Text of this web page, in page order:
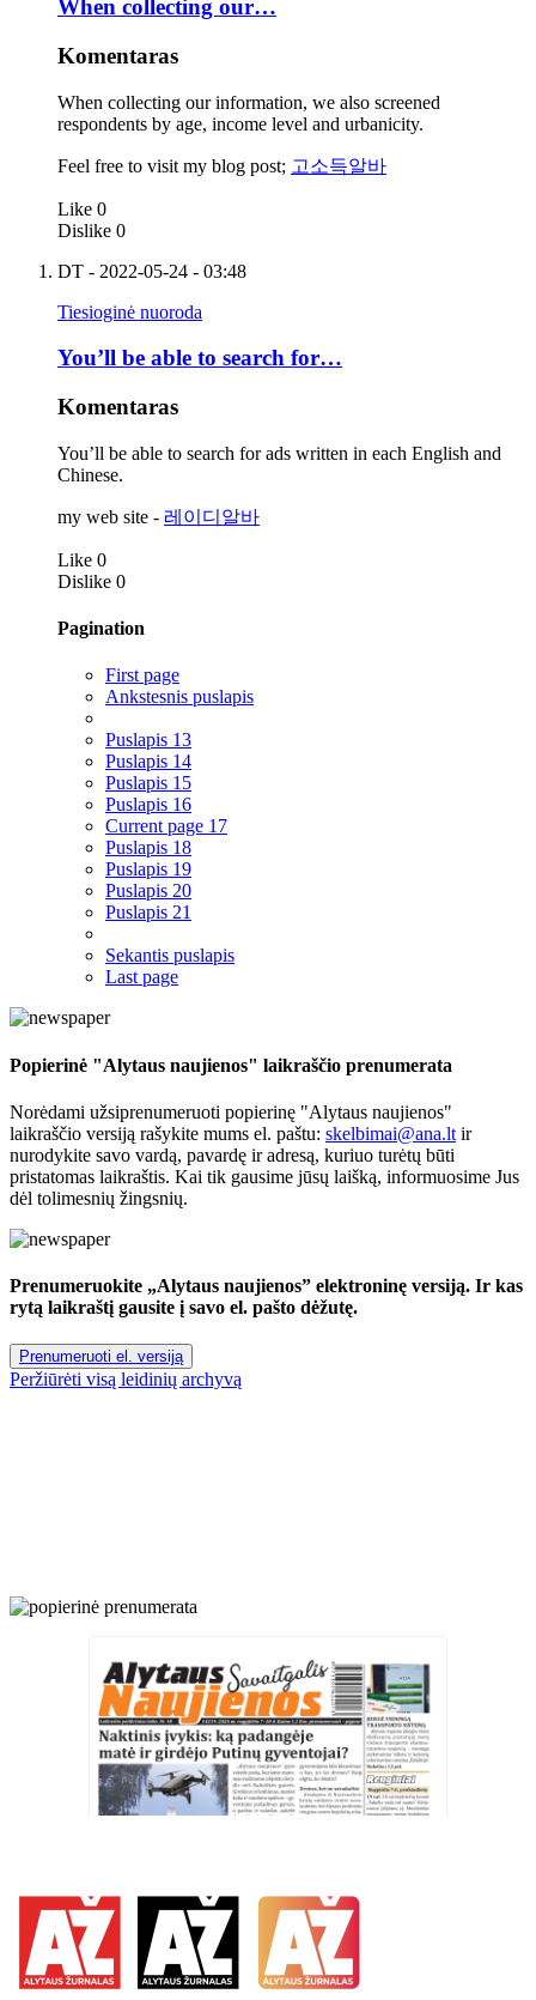
When collecting our…
Komentaras
When collecting our information, we also screened
respondents by age, income level and urbanicity.
Feel free to visit my blog post; 고소득알바
Like 0
Dislike 0
DT - 2022-05-24 - 03:48
Tiesioginė nuoroda
You’ll be able to search for…
Komentaras
You’ll be able to search for ads written in each English and
Chinese.
my web site - 레이디알바
Like 0
Dislike 0
Pagination
First page
Ankstesnis puslapis
Puslapis 13
Puslapis 14
Puslapis 15
Puslapis 16
Current page 17
Puslapis 18
Puslapis 19
Puslapis 20
Puslapis 21
Sekantis puslapis
Last page
Popierinė "Alytaus naujienos" laikraščio prenumerata
Norėdami užsiprenumeruoti popierinę "Alytaus naujienos"
laikraščio versiją rašykite mums el. paštu: skelbimai@ana.lt ir
nurodykite savo vardą, pavardę ir adresą, kuriuo turėtų būti
pristatomas laikraštis. Kai tik gausime jūsų laišką, informuosime Jus
dėl tolimesnių žingsnių.
Prenumeruokite „Alytaus naujienos” elektroninę versiją. Ir kas
rytą laikraštį gausite į savo el. pašto dėžutę.
Prenumeruoti el. versiją
Peržiūrėti visą leidinių archyvą